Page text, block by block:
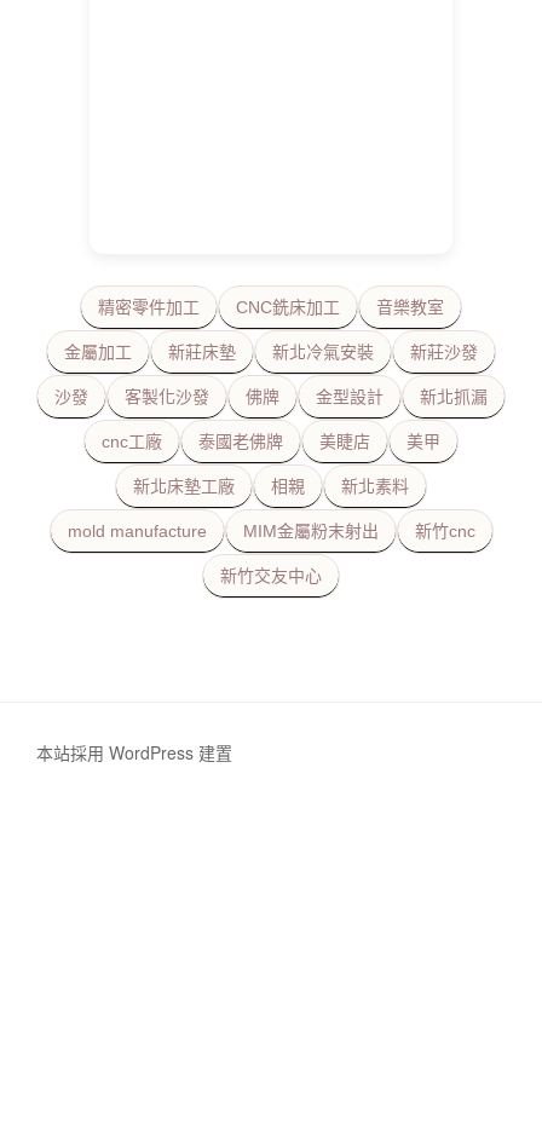
精密零件加工 CNC銑床加工 音樂教室
金屬加工 新莊床墊 新北冷氣安裝 新莊沙發
沙發 客製化沙發 佛牌 金型設計 新北抓漏
cnc工廠 泰國老佛牌 美睫店 美甲
新北床墊工廠 相親 新北素料
mold manufacture MIM金屬粉末射出 新竹cnc
新竹交友中心
本站採用 WordPress 建置